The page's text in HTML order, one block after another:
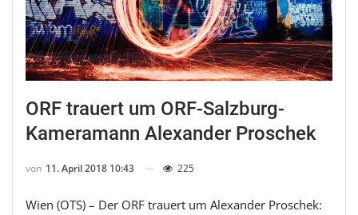
ORF trauert um ORF-Salzburg-
Kameramann Alexander Proschek
von 11. April 2018 10:43 225
Wien (OTS) – Der ORF trauert um Alexander Proschek: